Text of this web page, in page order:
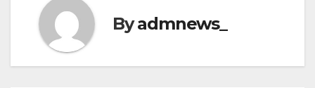
Byadmnews_